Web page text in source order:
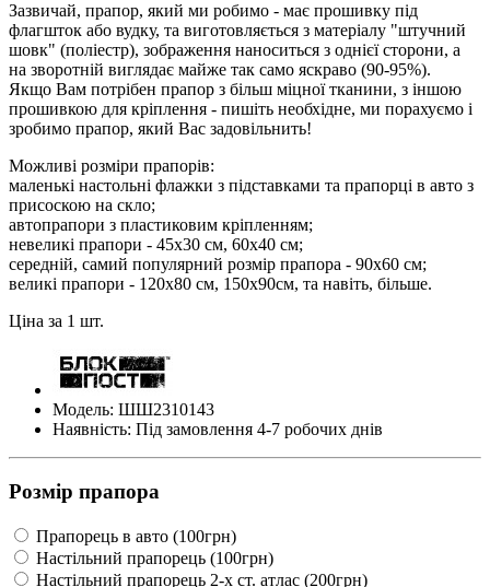
Зазвичай, прапор, який ми робимо - має прошивку під
флагшток або вудку, та виготовляється з матеріалу "штучний
шовк" (поліестр), зображення наноситься з однієї сторони, а
на зворотній виглядає майже так само яскраво (90-95%).
Якщо Вам потрібен прапор з більш міцної тканини, з іншою
прошивкою для кріплення - пишіть необхідне, ми порахуємо і
зробимо прапор, який Вас задовільнить!
Можливі розміри прапорів:
маленькі настольні флажки з підставками та прапорці в авто з
присоскою на скло;
автопрапори з пластиковим кріпленням;
невеликі прапори - 45х30 см, 60х40 см;
середній, самий популярний розмір прапора - 90х60 см;
великі прапори - 120х80 см, 150х90см, та навіть, більше.
Ціна за 1 шт.
Модель: ШШ2310143
Наявність: Під замовлення 4-7 робочих днів
Розмір прапора
Прапорець в авто (100грн)
Настільний прапорець (100грн)
Настільний прапорець 2-х ст. атлас (200грн)